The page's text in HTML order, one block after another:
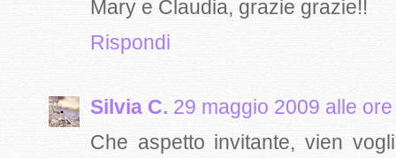
Mary e Claudia, grazie grazie!!
Rispondi
Silvia C. 29 maggio 2009 alle
Che aspetto invitante, vien